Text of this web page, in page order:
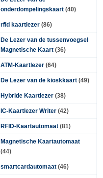
onderdompelingskaart (40)
rfid kaartlezer (86)
De Lezer van de tussenvoegsel
Magnetische Kaart (36)
ATM-Kaartlezer (64)
De Lezer van de kioskkaart (49)
Hybride Kaartlezer (38)
IC-Kaartlezer Writer (42)
RFID-Kaartautomaat (81)
Magnetische Kaartautomaat
(44)
smartcardautomaat (46)